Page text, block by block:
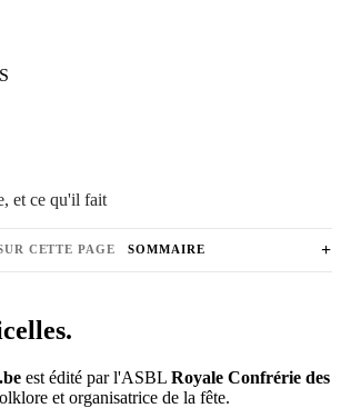
et ce qu'il fait
CETTE PAGE SOMMAIRE
+
est édité par l'ASBL Royale Confrérie des
et organisatrice de la fête.